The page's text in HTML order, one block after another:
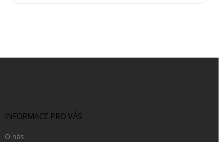
INFORMACE PRO VÁS
O nás